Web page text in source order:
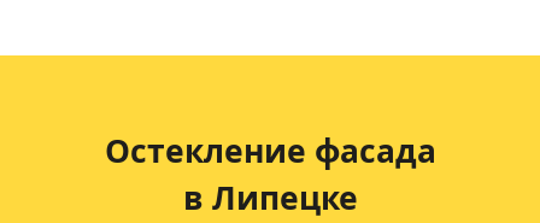
Остекление фасада
в Липецке